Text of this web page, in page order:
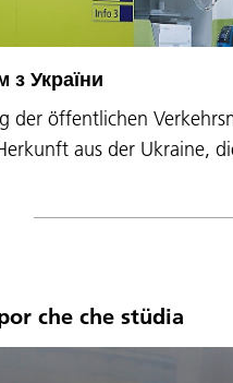
України
der öffentlichen
aus der Ukraine,
che che stüdia